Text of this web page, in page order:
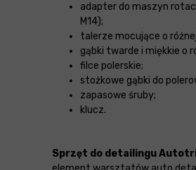
adapter do maszyn
M14);
talerze mocujące o
gąbki twarde i miękkie o
filce polerskie;
stożkowe gąbki do
zapasowe śruby;
klucz.
Sprzęt do detailingu